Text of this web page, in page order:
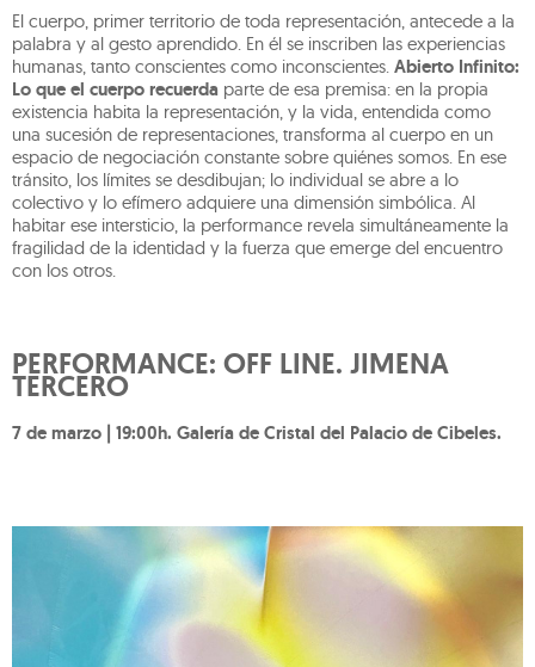
El cuerpo, primer territorio de toda representación, antecede a la
palabra y al gesto aprendido. En él se inscriben las experiencias
humanas, tanto conscientes como inconscientes. Abierto Infinito:
Lo que el cuerpo recuerda parte de esa premisa: en la propia
existencia habita la representación, y la vida, entendida como
una sucesión de representaciones, transforma al cuerpo en un
espacio de negociación constante sobre quiénes somos. En ese
tránsito, los límites se desdibujan; lo individual se abre a lo
colectivo y lo efímero adquiere una dimensión simbólica. Al
habitar ese intersticio, la performance revela simultáneamente la
fragilidad de la identidad y la fuerza que emerge del encuentro
con los otros.
PERFORMANCE: OFF LINE. JIMENA
TERCERO
7 de marzo | 19:00h. Galería de Cristal del Palacio de Cibeles.